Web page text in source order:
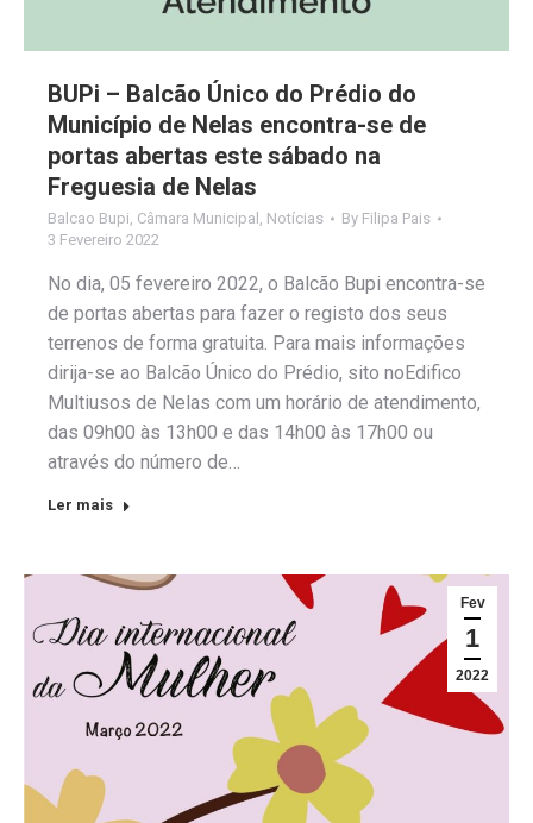
BUPi – Balcão Único do Prédio do
Município de Nelas encontra-se de
portas abertas este sábado na
Freguesia de Nelas
Balcao Bupi, Câmara Municipal , Notícias By Filipa Pais
3 Fevereiro 2022
No dia, 05 fevereiro 2022, o Balcão Bupi encontra-se
de portas abertas para fazer o registo dos seus
terrenos de forma gratuita. Para mais informações
dirija-se ao Balcão Único do Prédio, sito noEdifico
Multiusos de Nelas com um horário de atendimento,
das 09h00 às 13h00 e das 14h00 às 17h00 ou
através do número de…
Ler mais
Fev
1
2022